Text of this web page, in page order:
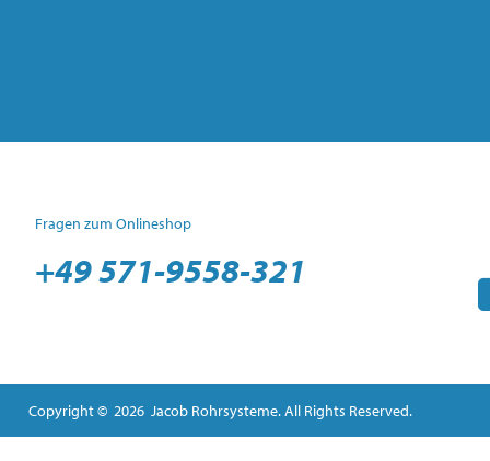
Fragen zum Onlineshop
+49 571-9558-321
Copyright © 2026 Jacob Rohrsysteme. All Rights Reserved.